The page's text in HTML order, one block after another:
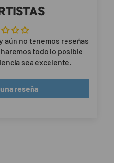
aún no tenemos reseñas
todo lo posible
sea excelente.
reseña